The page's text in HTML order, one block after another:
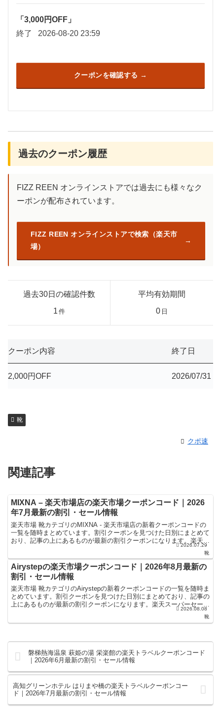
「3,000円OFF」
終了
2026-08-20 23:59
クーポンを確認する
過去のクーポン履歴
FIZZ REEN オンラインストアでは過去にも様々なク
ーポンが配布されています。
FIZZ REEN オンラインストアで検索（楽天市
場）
過去30日の確認件数
1 件
平均有効期間
0 日
クーポン内容 終了日
2,000円OFF 2026/07/31
靴
クポ速
関連記事
MIXNA – 楽天市場店の楽天市場クーポンコード｜2026
年7月最新の割引・セール情報
楽天市場 靴カテゴリのMIXNA - 楽天市場店の新着クーポンコードの
一覧を随時まとめています。割引クーポンを見つけた日別にまとめて
おり、記事の上にあるものが最新の割引クーポンになります。楽天ス
2026.07.29
靴
Airystepの楽天市場クーポンコード｜2026年8月最新の
割引・セール情報
楽天市場 靴カテゴリのAirystepの新着クーポンコードの一覧を随時ま
とめています。割引クーポンを見つけた日別にまとめており、記事の
上にあるものが最新の割引クーポンになります。楽天スーパーセール
2026.08.08
靴
磐梯熱海温泉 萩姫の湯 栄楽館の楽天トラベルクーポンコード
｜2026年6月最新の割引・セール情報
高知グリーンホテル はりまや橋の楽天トラベルクーポンコー
ド｜2026年7月最新の割引・セール情報